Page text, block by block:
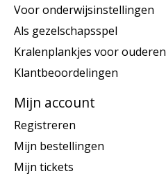
Voor onderwijsinstellingen
Als gezelschapsspel
Kralenplankjes voor ouderen
Klantbeoordelingen
Mijn account
Registreren
Mijn bestellingen
Mijn tickets